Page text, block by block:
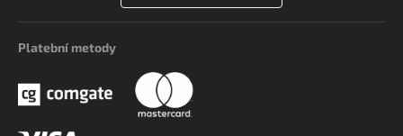
Platební metody